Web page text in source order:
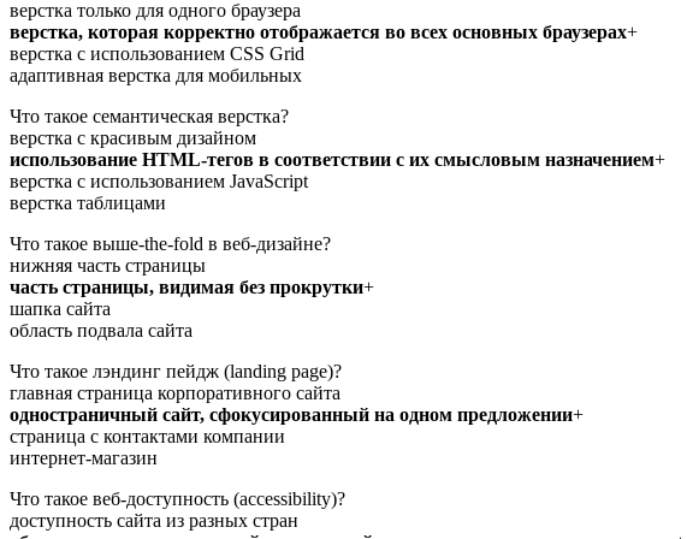
верстка только для одного браузера
верстка, которая корректно отображается во всех основных браузерах+
верстка с использованием CSS Grid
адаптивная верстка для мобильных
Что такое семантическая верстка?
верстка с красивым дизайном
использование HTML-тегов в соответствии с их смысловым назначением+
верстка с использованием JavaScript
верстка таблицами
Что такое выше-the-fold в веб-дизайне?
нижняя часть страницы
часть страницы, видимая без прокрутки+
шапка сайта
область подвала сайта
Что такое лэндинг пейдж (landing page)?
главная страница корпоративного сайта
одностраничный сайт, сфокусированный на одном предложении+
страница с контактами компании
интернет-магазин
Что такое веб-доступность (accessibility)?
доступность сайта из разных стран